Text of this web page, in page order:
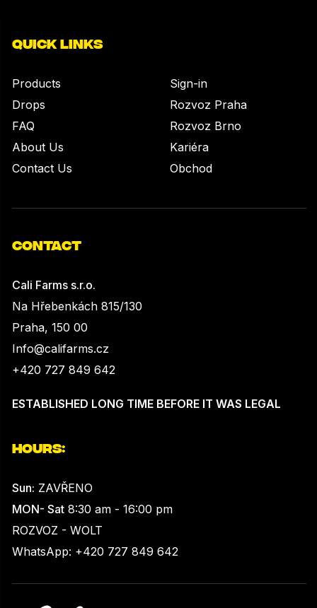
QUICK LINKS
Products
Drops
FAQ
About Us
Contact Us
Sign-in
Rozvoz Praha
Rozvoz Brno
Kariéra
Obchod
CONTACT
Cali Farms s.r.o.
Na Hřebenkách 815/130
Praha, 150 00
Info@califarms.cz
+420 727 849 642
ESTABLISHED LONG TIME BEFORE IT WAS LEGAL
HOURS:
Sun: ZAVŘENO
MON- Sat 8:30 am - 16:00 pm
ROZVOZ - WOLT
WhatsApp: +420 727 849 642